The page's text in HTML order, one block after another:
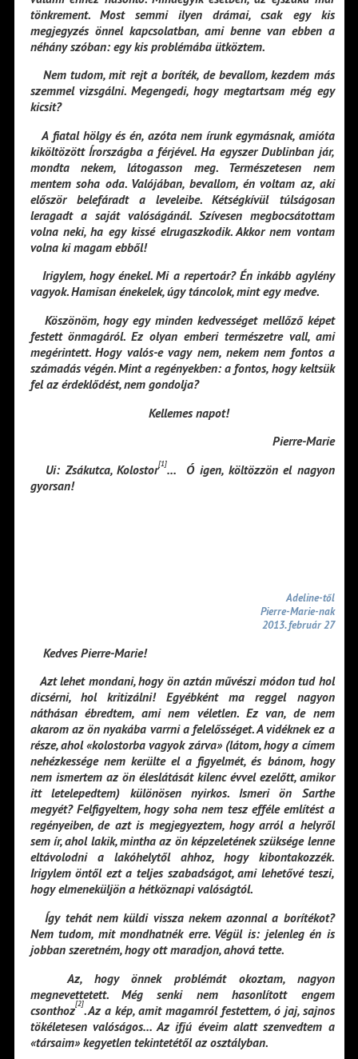
tönkrement. Most semmi ilyen drámai, csak egy kis
megjegyzés önnel kapcsolatban, ami benne van ebben a
néhány szóban: egy kis problémába ütköztem.
Nem tudom, mit rejt a boríték, de bevallom, kezdem más
szemmel vizsgálni. Megengedi, hogy megtartsam még egy
kicsit?
A fiatal hölgy és én, azóta nem írunk egymásnak, amióta
kiköltözött Írországba a férjével. Ha egyszer Dublinban jár,
mondta nekem, látogasson meg. Természetesen nem
mentem soha oda. Valójában, bevallom, én voltam az, aki
először belefáradt a leveleibe. Kétségkívül túlságosan
leragadt a saját valóságánál. Szívesen megbocsátottam
volna neki, ha egy kissé elrugaszkodik. Akkor nem vontam
volna ki magam ebből!
Irigylem, hogy énekel. Mi a repertoár? Én inkább agylény
vagyok. Hamisan énekelek, úgy táncolok, mint egy medve.
Köszönöm, hogy egy minden kedvességet mellőző képet
festett önmagáról. Ez olyan emberi természetre vall, ami
megérintett. Hogy valós-e vagy nem, nekem nem fontos a
számadás végén. Mint a regényekben: a fontos, hogy keltsük
fel az érdeklődést, nem gondolja?
Kellemes napot!
Pierre-Marie
Ui: Zsákutca, Kolostor[1]… Ó igen, költözzön el nagyon
gyorsan!
Adeline-től
Pierre-Marie-nak
2013. február 27
Kedves Pierre-Marie!
Azt lehet mondani, hogy ön aztán művészi módon tud hol
dicsérni, hol kritizálni! Egyébként ma reggel nagyon
náthásan ébredtem, ami nem véletlen. Ez van, de nem
akarom az ön nyakába varrni a felelősséget. A vidéknek ez a
része, ahol «kolostorba vagyok zárva» (látom, hogy a címem
nehézkessége nem kerülte el a figyelmét, és bánom, hogy
nem ismertem az ön éleslátását kilenc évvel ezelőtt, amikor
itt letelepedtem) különösen nyirkos. Ismeri ön Sarthe
megyét? Felfigyeltem, hogy soha nem tesz efféle említést a
regényeiben, de azt is megjegyeztem, hogy arról a helyről
sem ír, ahol lakik, mintha az ön képzeletének szüksége lenne
eltávolodni a lakóhelytől ahhoz, hogy kibontakozzék.
Irigylem öntől ezt a teljes szabadságot, ami lehetővé teszi,
hogy elmeneküljön a hétköznapi valóságtól.
Így tehát nem küldi vissza nekem azonnal a borítékot?
Nem tudom, mit mondhatnék erre. Végül is: jelenleg én is
jobban szeretném, hogy ott maradjon, ahová tette.
Az, hogy önnek problémát okoztam, nagyon
megnevettetett. Még senki nem hasonlított engem
csonthoz[2]. Az a kép, amit magamról festettem, ó jaj, sajnos
tökéletesen valóságos… Az ifjú éveim alatt szenvedtem a
«társaim» kegyetlen tekintetétől az osztályban.